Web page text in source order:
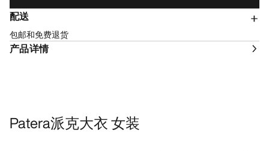
配送
包邮和免费退货
产品详情
Patera派克大衣 女装